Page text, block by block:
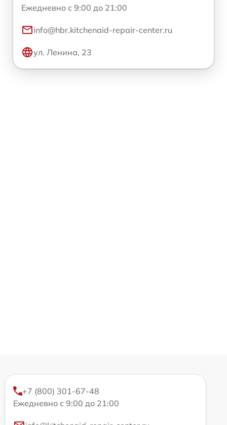
Ежедневно с 9:00 до 21:00
info@hbr.kitchenaid-repair-center.ru
ул. Ленина, 23
+7 (800) 301-67-48
Ежедневно с 9:00 до 21:00